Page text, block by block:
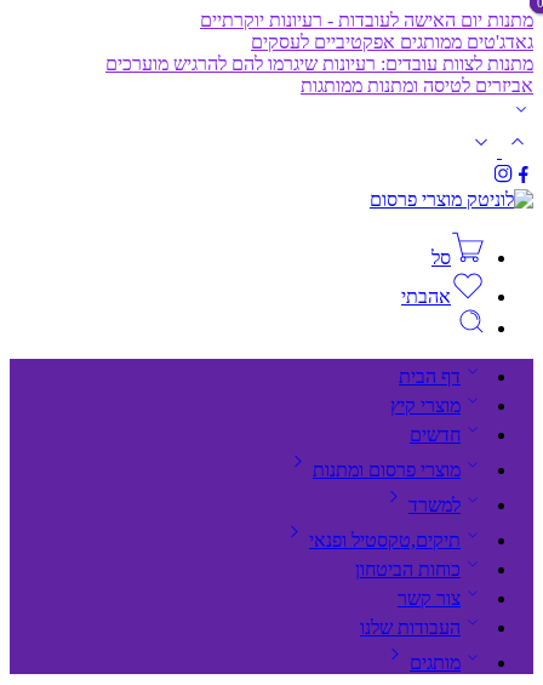
מתנות יום האישה לעובדות - רעיונות יוקרתיים
גאדג'טים ממותגים אפקטיביים לעסקים
מתנות לצוות עובדים: רעיונות שיגרמו להם להרגיש מוערכים
אביזרים לטיסה ומתנות ממותגות
סל
אהבתי
דף הבית
מוצרי קיץ
חדשים
מוצרי פרסום ומתנות
למשרד
תיקים,טקסטיל ופנאי
כוחות הביטחון
צור קשר
העבודות שלנו
מותגים